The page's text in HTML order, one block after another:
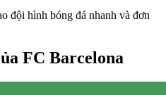
đội hình bóng đá nhanh và đơn
FC Barcelona